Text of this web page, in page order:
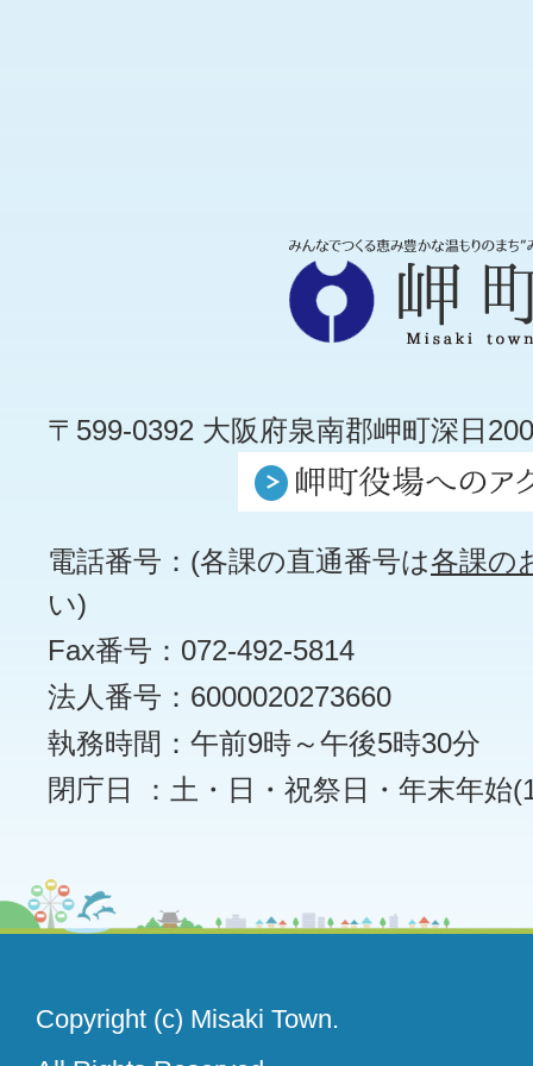
〒599-0392 大阪府泉南郡岬町深日
電話番号：(各課の直通番号は各課の
い)
Fax番号：072-492-5814
法人番号：6000020273660
執務時間：午前9時～午後5時30分
閉庁日 ：土・日・祝祭日・年末年始
Copyright (c) Misaki Town.